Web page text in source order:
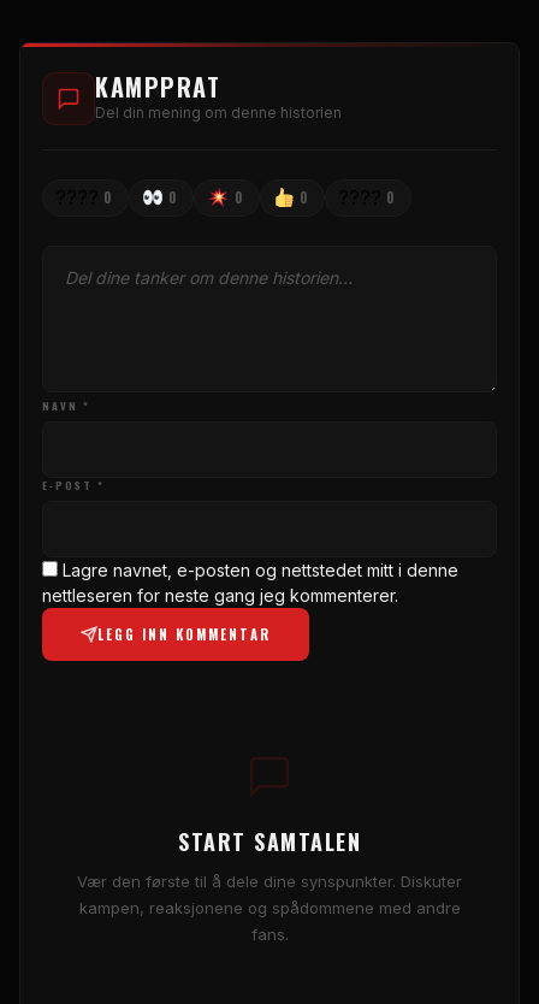
KAMPPRAT
Del din mening om denne historien
0 0 0 0 0
NAVN *
E-POST *
Lagre navnet, e-posten og nettstedet mitt i denne
nettleseren for neste gang jeg kommenterer.
LEGG INN KOMMENTAR
START SAMTALEN
Vær den første til å dele dine synspunkter. Diskuter
kampen, reaksjonene og spådommene med andre
fans.